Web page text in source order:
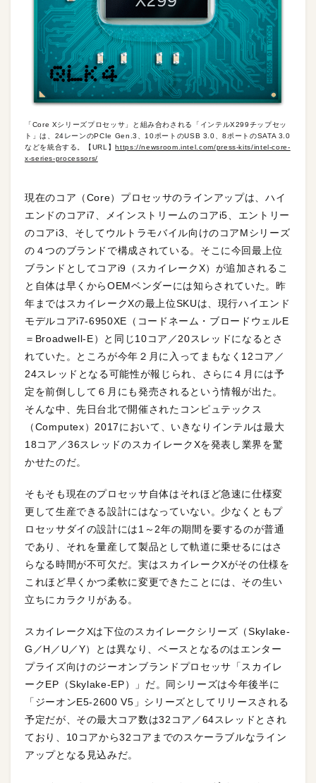
「Core Xシリーズプロセッサ」と組み合わされる「インテルX299チップセッ
ト」は、24レーンのPCIe Gen.3、10ポートのUSB 3.0、8ポートのSATA 3.0
などを統合する。【URL】https://newsroom.intel.com/press-kits/intel-core-
x-series-processors/
現在のコア（Core）プロセッサのラインアップは、ハイ
エンドのコアi7、メインストリームのコアi5、エントリー
のコアi3、そしてウルトラモバイル向けのコアMシリーズ
の４つのブランドで構成されている。そこに今回最上位
ブランドとしてコアi9（スカイレークX）が追加されるこ
と自体は早くからOEMベンダーには知らされていた。昨
年まではスカイレークXの最上位SKUは、現行ハイエンド
モデルコアi7-6950XE（コードネーム・ブロードウェルE
＝Broadwell-E）と同じ10コア／20スレッドになるとさ
れていた。ところが今年２月に入ってまもなく12コア／
24スレッドとなる可能性が報じられ、さらに４月には予
定を前倒しして６月にも発売されるという情報が出た。
そんな中、先日台北で開催されたコンピュテックス
（Computex）2017において、いきなりインテルは最大
18コア／36スレッドのスカイレークXを発表し業界を驚
かせたのだ。
そもそも現在のプロセッサ自体はそれほど急速に仕様変
更して生産できる設計にはなっていない。少なくともプ
ロセッサダイの設計には1～2年の期間を要するのが普通
であり、それを量産して製品として軌道に乗せるにはさ
らなる時間が不可欠だ。実はスカイレークXがその仕様を
これほど早くかつ柔軟に変更できたことには、その生い
立ちにカラクリがある。
スカイレークXは下位のスカイレークシリーズ（Skylake-
G／H／U／Y）とは異なり、ベースとなるのはエンター
プライズ向けのジーオンブランドプロセッサ「スカイレ
ークEP（Skylake-EP）」だ。同シリーズは今年後半に
「ジーオンE5-2600 V5」シリーズとしてリリースされる
予定だが、その最大コア数は32コア／64スレッドとされ
ており、10コアから32コアまでのスケーラブルなライン
アップとなる見込みだ。